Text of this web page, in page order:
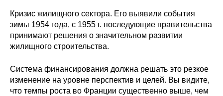
Кризис жилищного сектора. Его выявили события
зимы 1954 года, с 1955 г. последующие правительства
принимают решения о значительном развитии
жилищного строительства.
Система финансирования должна решать это резкое
изменение на уровне перспектив и целей. Вы видите,
что темпы роста во Франции существенно выше, чем